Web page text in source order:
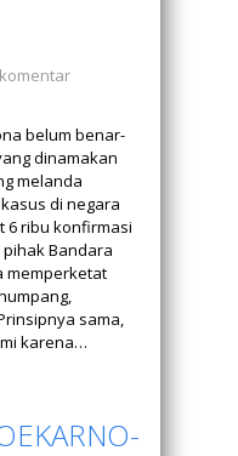
belum benar-
dinamakan
melanda
di negara
6 ribu konfirmasi
Bandara
memperketat
sama,
karena…